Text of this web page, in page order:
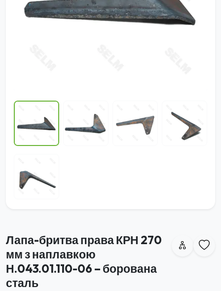
Лапа-бритва права КРН 270
мм з наплавкою
Н.043.01.110-06 – борована
сталь